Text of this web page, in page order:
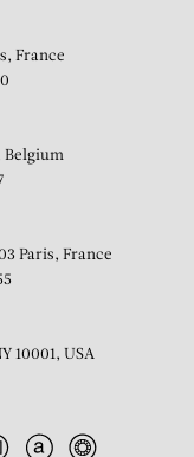
France
Belgium
Paris, France
10001, USA